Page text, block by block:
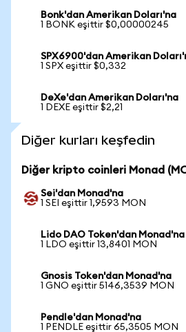
Bonk'dan Amerikan Doları'na
1 BONK eşittir $0,00000245
SPX6900'dan Amerikan
1 SPX eşittir $0,332
DeXe'dan Amerikan Doları'na
1 DEXE eşittir $2,21
Diğer kurları keşfedin
Diğer kripto coinleri Monad
Sei'dan Monad'na
1 SEI eşittir 1,9593 MON
Lido DAO Token'dan Monad'na
1 LDO eşittir 13,8401 MON
Gnosis Token'dan Monad'na
1 GNO eşittir 5146,3539 MON
Pendle'dan Monad'na
1 PENDLE eşittir 65,3505 MON